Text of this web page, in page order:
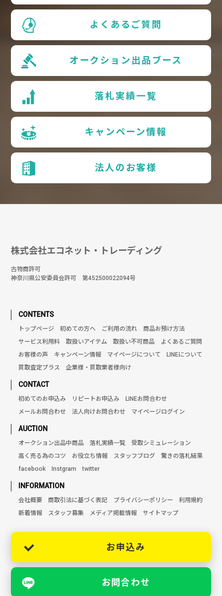
よくあるご質問
オークション出品ブース
落札実績一覧
キャンペーン情報
法人のお客様
株式会社エコネット・トレーディング
古物商許可
神奈川県公安委員会許可 第452500022094号
CONTENTS
トップページ 初めての方へ ご利用の流れ
商品お預け方法
サービス利用料
取扱いアイテム 取扱い不可商品
よくあるご質問
お客様の声
キャンペーン情報 マイページについて
LINEについて
買取査定プラス
企業様・買取業者様向け
CONTACT
初めてのお申込み リピートお申込み
LINEお問合わせ
メールお問合わせ
法人向けお問合わせ マイページログイン
AUCTION
オークション出品中商品 落札実績一覧
受取シミュレーション
高く売る為のコツ
お役立ち情報 スタッフブログ
驚きの落札結果
facebook
Instgram twitter
INFORMATION
会社概要 商取引法に基づく表記 プライバシーポリシー
利用規約
新着情報
スタッフ募集 メディア掲載情報 サイトマップ
お申込み
お問合わせ